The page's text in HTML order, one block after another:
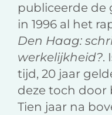
publiceerde de
in 1996 al het
Den Haag:
werkelijkheid?.
tijd, 20 jaar
deze toch door
Tien jaar na